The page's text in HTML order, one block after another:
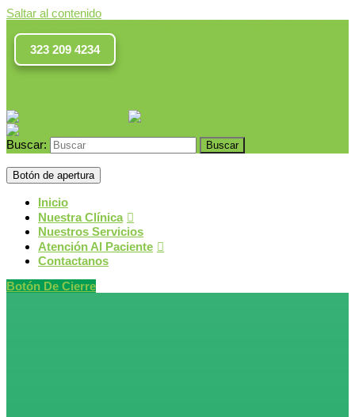
Saltar al contenido
323 209 4234
Buscar:
Botón de apertura
Inicio
Nuestra Clínica
Nuestros Servicios
Atención Al Paciente
Contactanos
Botón De Cierre